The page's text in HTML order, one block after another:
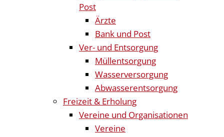
Post
Ärzte
Bank und Post
Ver- und Entsorgung
Müllentsorgung
Wasserversorgung
Abwasserentsorgung
Freizeit & Erholung
Vereine und Organisationen
Vereine